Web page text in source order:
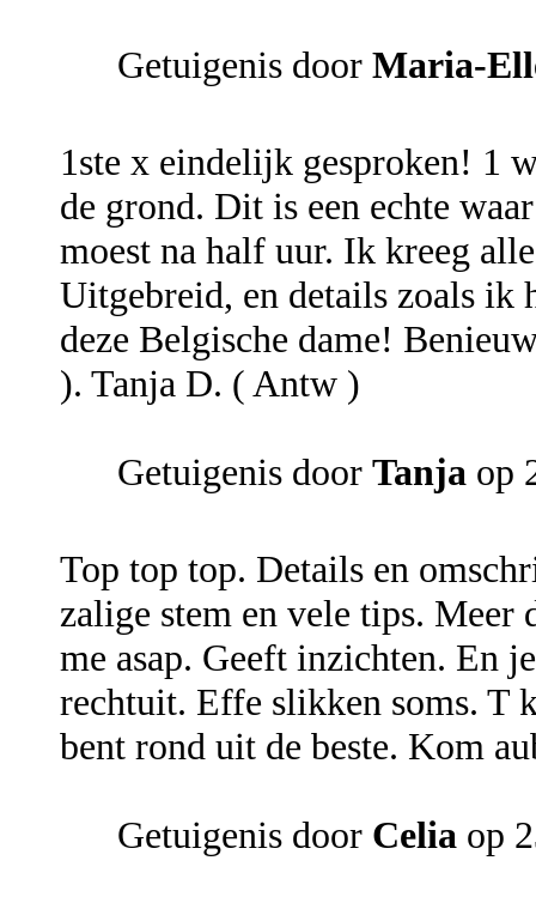
Getuigenis door Maria-
1ste x eindelijk gesproken! 1
de grond. Dit is een echte
moest na half uur. Ik kreeg
Uitgebreid, en details zoals ik
deze Belgische dame!
). Tanja D. ( Antw )
Getuigenis door Tanja op
Top top top. Details en
zalige stem en vele tips. Meer
me asap. Geeft inzichten. En
rechtuit. Effe slikken soms. T
bent rond uit de beste. Kom
Getuigenis door Celia op